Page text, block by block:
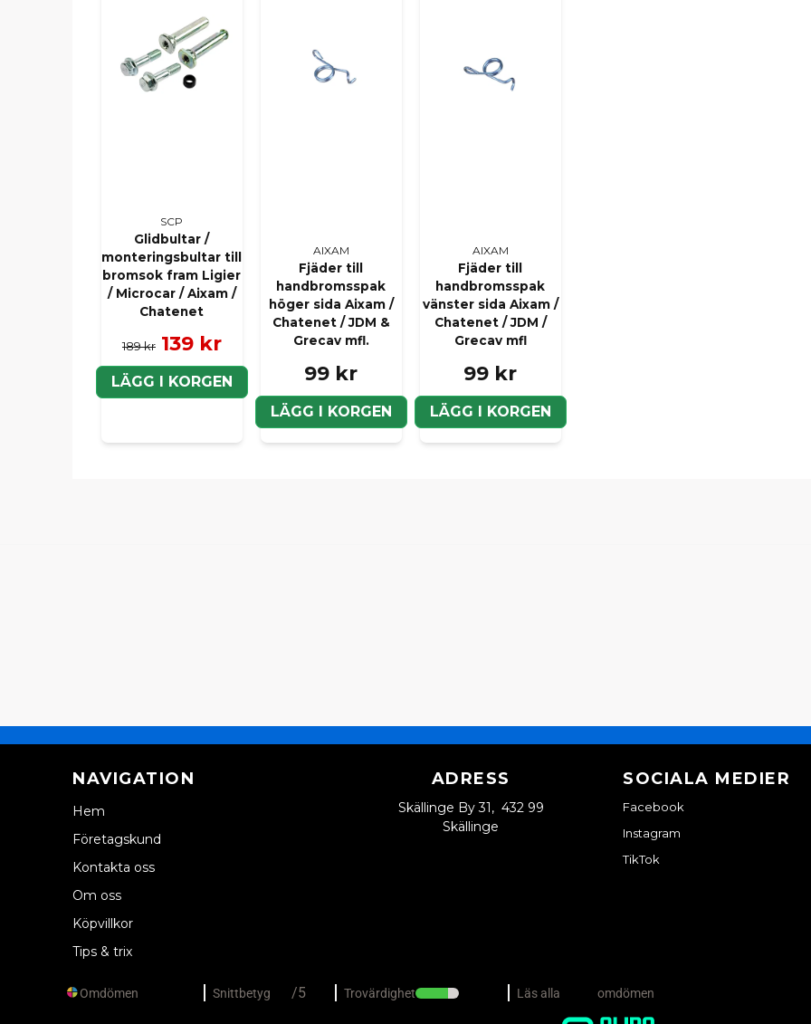
SCP
Glidbultar /
monteringsbultar till
bromsok fram Ligier
/ Microcar / Aixam /
Chatenet
189 kr 139 kr
LÄGG I KORGEN
AIXAM
Fjäder till
handbromsspak
höger sida Aixam /
Chatenet / JDM &
Grecav mfl.
99 kr
LÄGG I KORGEN
AIXAM
Fjäder till
handbromsspak
vänster sida Aixam /
Chatenet / JDM /
Grecav mfl
99 kr
LÄGG I KORGEN
NAVIGATION
Hem
Företagskund
Kontakta oss
Om oss
Köpvillkor
Tips & trix
ADRESS
Skällinge By 31, 432 99
Skällinge
SOCIALA MEDIER
Facebook
Instagram
TikTok